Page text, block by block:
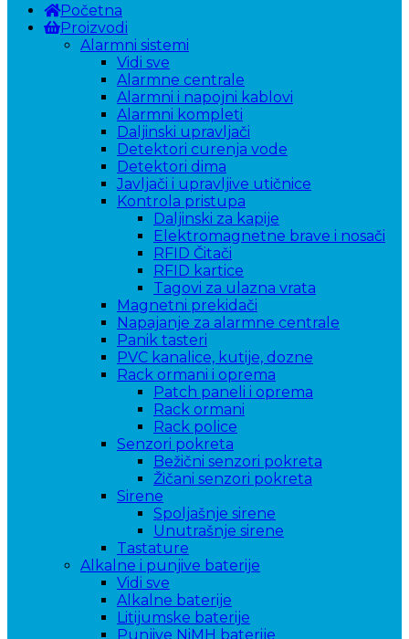
Početna
Proizvodi
Alarmni sistemi
Vidi sve
Alarmne centrale
Alarmni i napojni kablovi
Alarmni kompleti
Daljinski upravljači
Detektori curenja vode
Detektori dima
Javljači i upravljive utičnice
Kontrola pristupa
Daljinski za kapije
Elektromagnetne brave i nosači
RFID Čitači
RFID kartice
Tagovi za ulazna vrata
Magnetni prekidači
Napajanje za alarmne centrale
Panik tasteri
PVC kanalice, kutije, dozne
Rack ormani i oprema
Patch paneli i oprema
Rack ormani
Rack police
Senzori pokreta
Bežični senzori pokreta
Žičani senzori pokreta
Sirene
Spoljašnje sirene
Unutrašnje sirene
Tastature
Alkalne i punjive baterije
Vidi sve
Alkalne baterije
Litijumske baterije
Punjive NiMH baterije